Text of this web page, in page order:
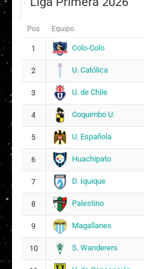
8 Javiera Nicole Merino
Constanza Valentina
11
Florencia Mirey
Constanza Alondra
DT:Andrés Aguayo
Pos Equipo
1 Colo-Colo
2 U. Católica
3 U. de Chile
4 Coquimbo U.
5 U. Española
6 Huachipato
7 D. Iquique
8 Palestino
9 Magallanes
10 S. Wanderers